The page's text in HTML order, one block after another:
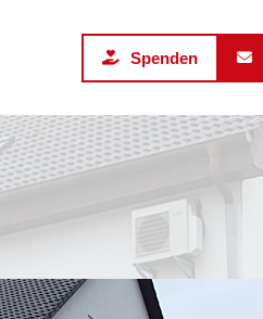
Spenden